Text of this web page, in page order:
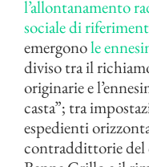
l’allontanamento
sociale di
emergonole
diviso tra il
originarie e
casta”; tra
espedienti
contraddittorie